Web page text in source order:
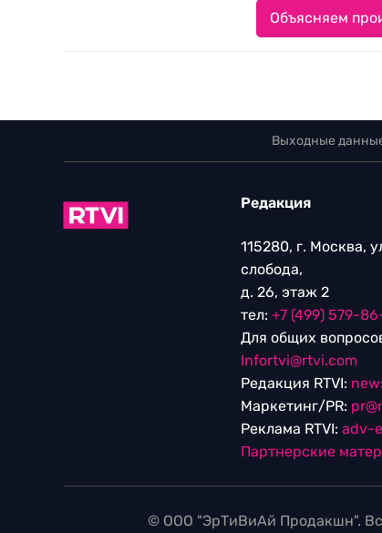
Объясняем
Выходные
Редакция
115280, г. Москва,
слобода,
д. 26, этаж 2
тел: +7 (499) 579-
Для общих
Infortvi@rtvi.com
Редакция RTVI:
Маркетинг/PR:
Реклама RTVI: adv-
Партнерские
© ООО "ЭрТиВиАй Продакшн".